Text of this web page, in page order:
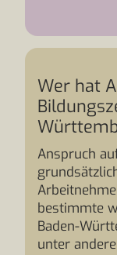
Wer hat
Anspruch
bestimmte
Baden-
unter